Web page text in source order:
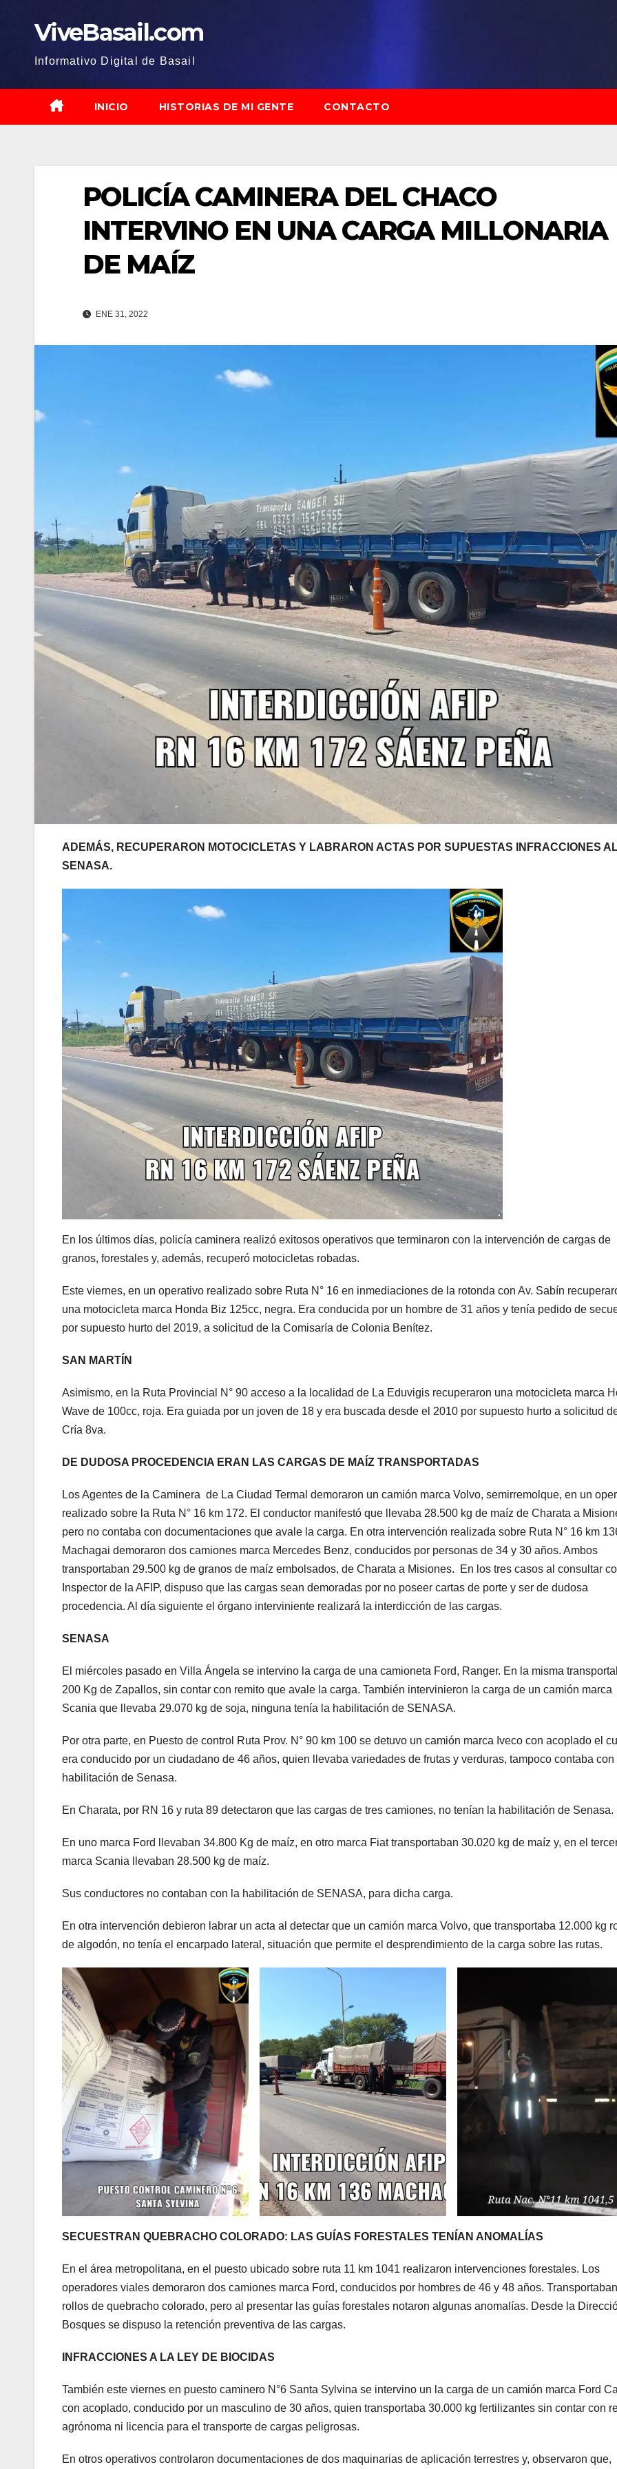
ViveBasail.com
Informativo Digital de Basail
INICIO HISTORIAS DE MI GENTE CONTACTO
POLICÍA CAMINERA DEL CHACO
INTERVINO EN UNA CARGA MILLONARIA
DE MAÍZ
ENE 31, 2022
ADEMÁS, RECUPERARON MOTOCICLETAS Y LABRARON ACTAS POR SUPUESTAS INFRACCIONES
SENASA.
En los últimos días, policía caminera realizó exitosos operativos que terminaron con la intervención de cargas de
granos, forestales y, además, recuperó motocicletas robadas.
Este viernes, en un operativo realizado sobre Ruta N° 16 en inmediaciones de la rotonda con Av. Sabín
una motocicleta marca Honda Biz 125cc, negra. Era conducida por un hombre de 31 años y tenía pedido de
por supuesto hurto del 2019, a solicitud de la Comisaría de Colonia Benítez.
SAN MARTÍN
Asimismo, en la Ruta Provincial N° 90 acceso a la localidad de La Eduvigis recuperaron una motocicleta marca
Wave de 100cc, roja. Era guiada por un joven de 18 y era buscada desde el 2010 por supuesto hurto a solicitud
Cría 8va.
DE DUDOSA PROCEDENCIA ERAN LAS CARGAS DE MAÍZ TRANSPORTADAS
Los Agentes de la Caminera de La Ciudad Termal demoraron un camión marca Volvo, semirremolque, en un
realizado sobre la Ruta N° 16 km 172. El conductor manifestó que llevaba 28.500 kg de maíz de Charata a
pero no contaba con documentaciones que avale la carga. En otra intervención realizada sobre Ruta N° 16 km
Machagai demoraron dos camiones marca Mercedes Benz, conducidos por personas de 34 y 30 años. Ambos
transportaban 29.500 kg de granos de maíz embolsados, de Charata a Misiones. En los tres casos al consultar
Inspector de la AFIP, dispuso que las cargas sean demoradas por no poseer cartas de porte y ser de dudosa
procedencia. Al día siguiente el órgano interviniente realizará la interdicción de las cargas.
SENASA
El miércoles pasado en Villa Ángela se intervino la carga de una camioneta Ford, Ranger. En la misma
200 Kg de Zapallos, sin contar con remito que avale la carga. También intervinieron la carga de un camión marca
Scania que llevaba 29.070 kg de soja, ninguna tenía la habilitación de SENASA.
Por otra parte, en Puesto de control Ruta Prov. N° 90 km 100 se detuvo un camión marca Iveco con acoplado el
era conducido por un ciudadano de 46 años, quien llevaba variedades de frutas y verduras, tampoco contaba con
habilitación de Senasa.
En Charata, por RN 16 y ruta 89 detectaron que las cargas de tres camiones, no tenían la habilitación de Senasa.
En uno marca Ford llevaban 34.800 Kg de maíz, en otro marca Fiat transportaban 30.020 kg de maíz y, en el
marca Scania llevaban 28.500 kg de maíz.
Sus conductores no contaban con la habilitación de SENASA, para dicha carga.
En otra intervención debieron labrar un acta al detectar que un camión marca Volvo, que transportaba 12.000 kg
de algodón, no tenía el encarpado lateral, situación que permite el desprendimiento de la carga sobre las rutas.
SECUESTRAN QUEBRACHO COLORADO: LAS GUÍAS FORESTALES TENÍAN ANOMALÍAS
En el área metropolitana, en el puesto ubicado sobre ruta 11 km 1041 realizaron intervenciones forestales. Los
operadores viales demoraron dos camiones marca Ford, conducidos por hombres de 46 y 48 años. Transportaban
rollos de quebracho colorado, pero al presentar las guías forestales notaron algunas anomalías. Desde la
Bosques se dispuso la retención preventiva de las cargas.
INFRACCIONES A LA LEY DE BIOCIDAS
También este viernes en puesto caminero N°6 Santa Sylvina se intervino un la carga de un camión marca Ford
con acoplado, conducido por un masculino de 30 años, quien transportaba 30.000 kg fertilizantes sin contar con
agrónoma ni licencia para el transporte de cargas peligrosas.
En otros operativos controlaron documentaciones de dos maquinarias de aplicación terrestres y, observaron que,